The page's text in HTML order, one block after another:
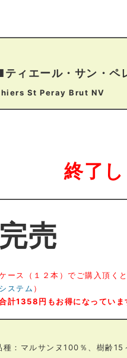
ィエール・サン・ペ
St Peray Brut NV
終了
完売
ース（１２本）でご購入頂く
システム ）
計1358円もお得になっていま
種：マルサンヌ100％、樹齢15